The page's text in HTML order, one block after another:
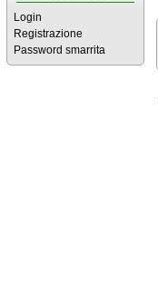
Login
Registrazione
Password smarrita